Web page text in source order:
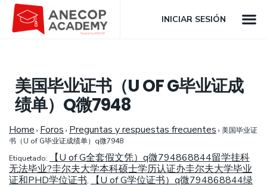
INICIAR SESIÓN
美国毕业证书（U OF G毕业证成
绩单）Q微7948
Home › Foros › Preguntas y respuestas frecuentes › 美国毕业证
书（U of G毕业证成绩单）q微7948
Etiquetado:
【U of G全套假文凭）q微794868844留学挂科
无法毕业?圭尔夫大学本科硕士学历认证办圭尔夫大学毕业
证和PHD学位证书,
【U of G学位证书）q微794868844绿